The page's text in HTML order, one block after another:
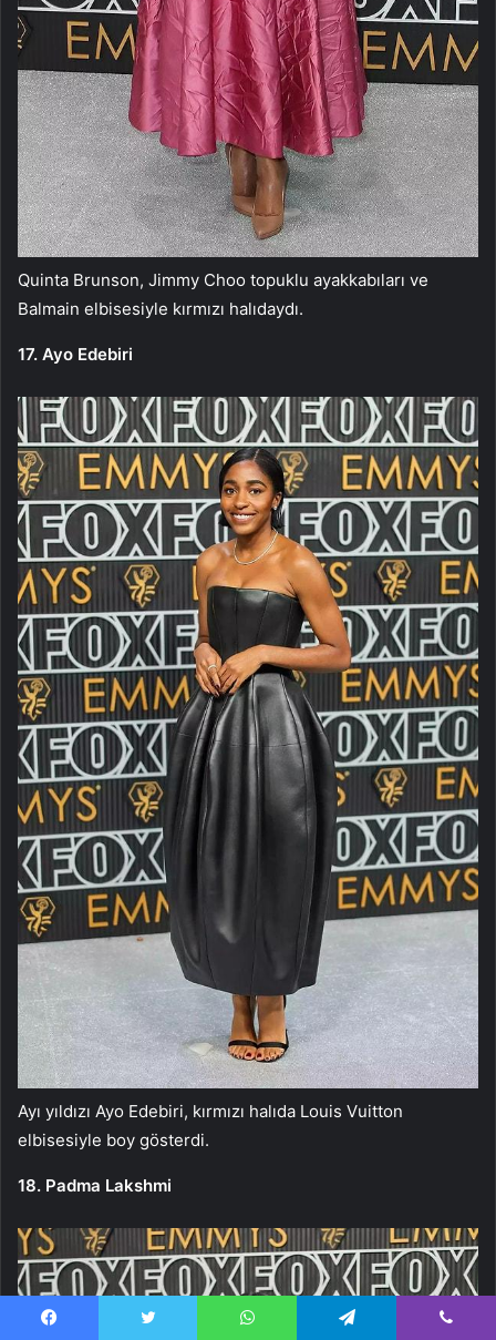
Quinta Brunson, Jimmy Choo topuklu ayakkabıları ve
Balmain elbisesiyle kırmızı halıdaydı.
17. Ayo Edebiri
Ayı yıldızı Ayo Edebiri, kırmızı halıda Louis Vuitton
elbisesiyle boy gösterdi.
18. Padma Lakshmi